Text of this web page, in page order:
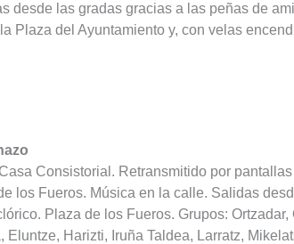
desde las gradas gracias a las peñas de
Plaza del Ayuntamiento y, con velas
Consistorial. Retransmitido por
los Fueros. Música en la calle. Salidas
Plaza de los Fueros. Grupos:
Eluntze, Harizti, Iruña Taldea, Larratz,